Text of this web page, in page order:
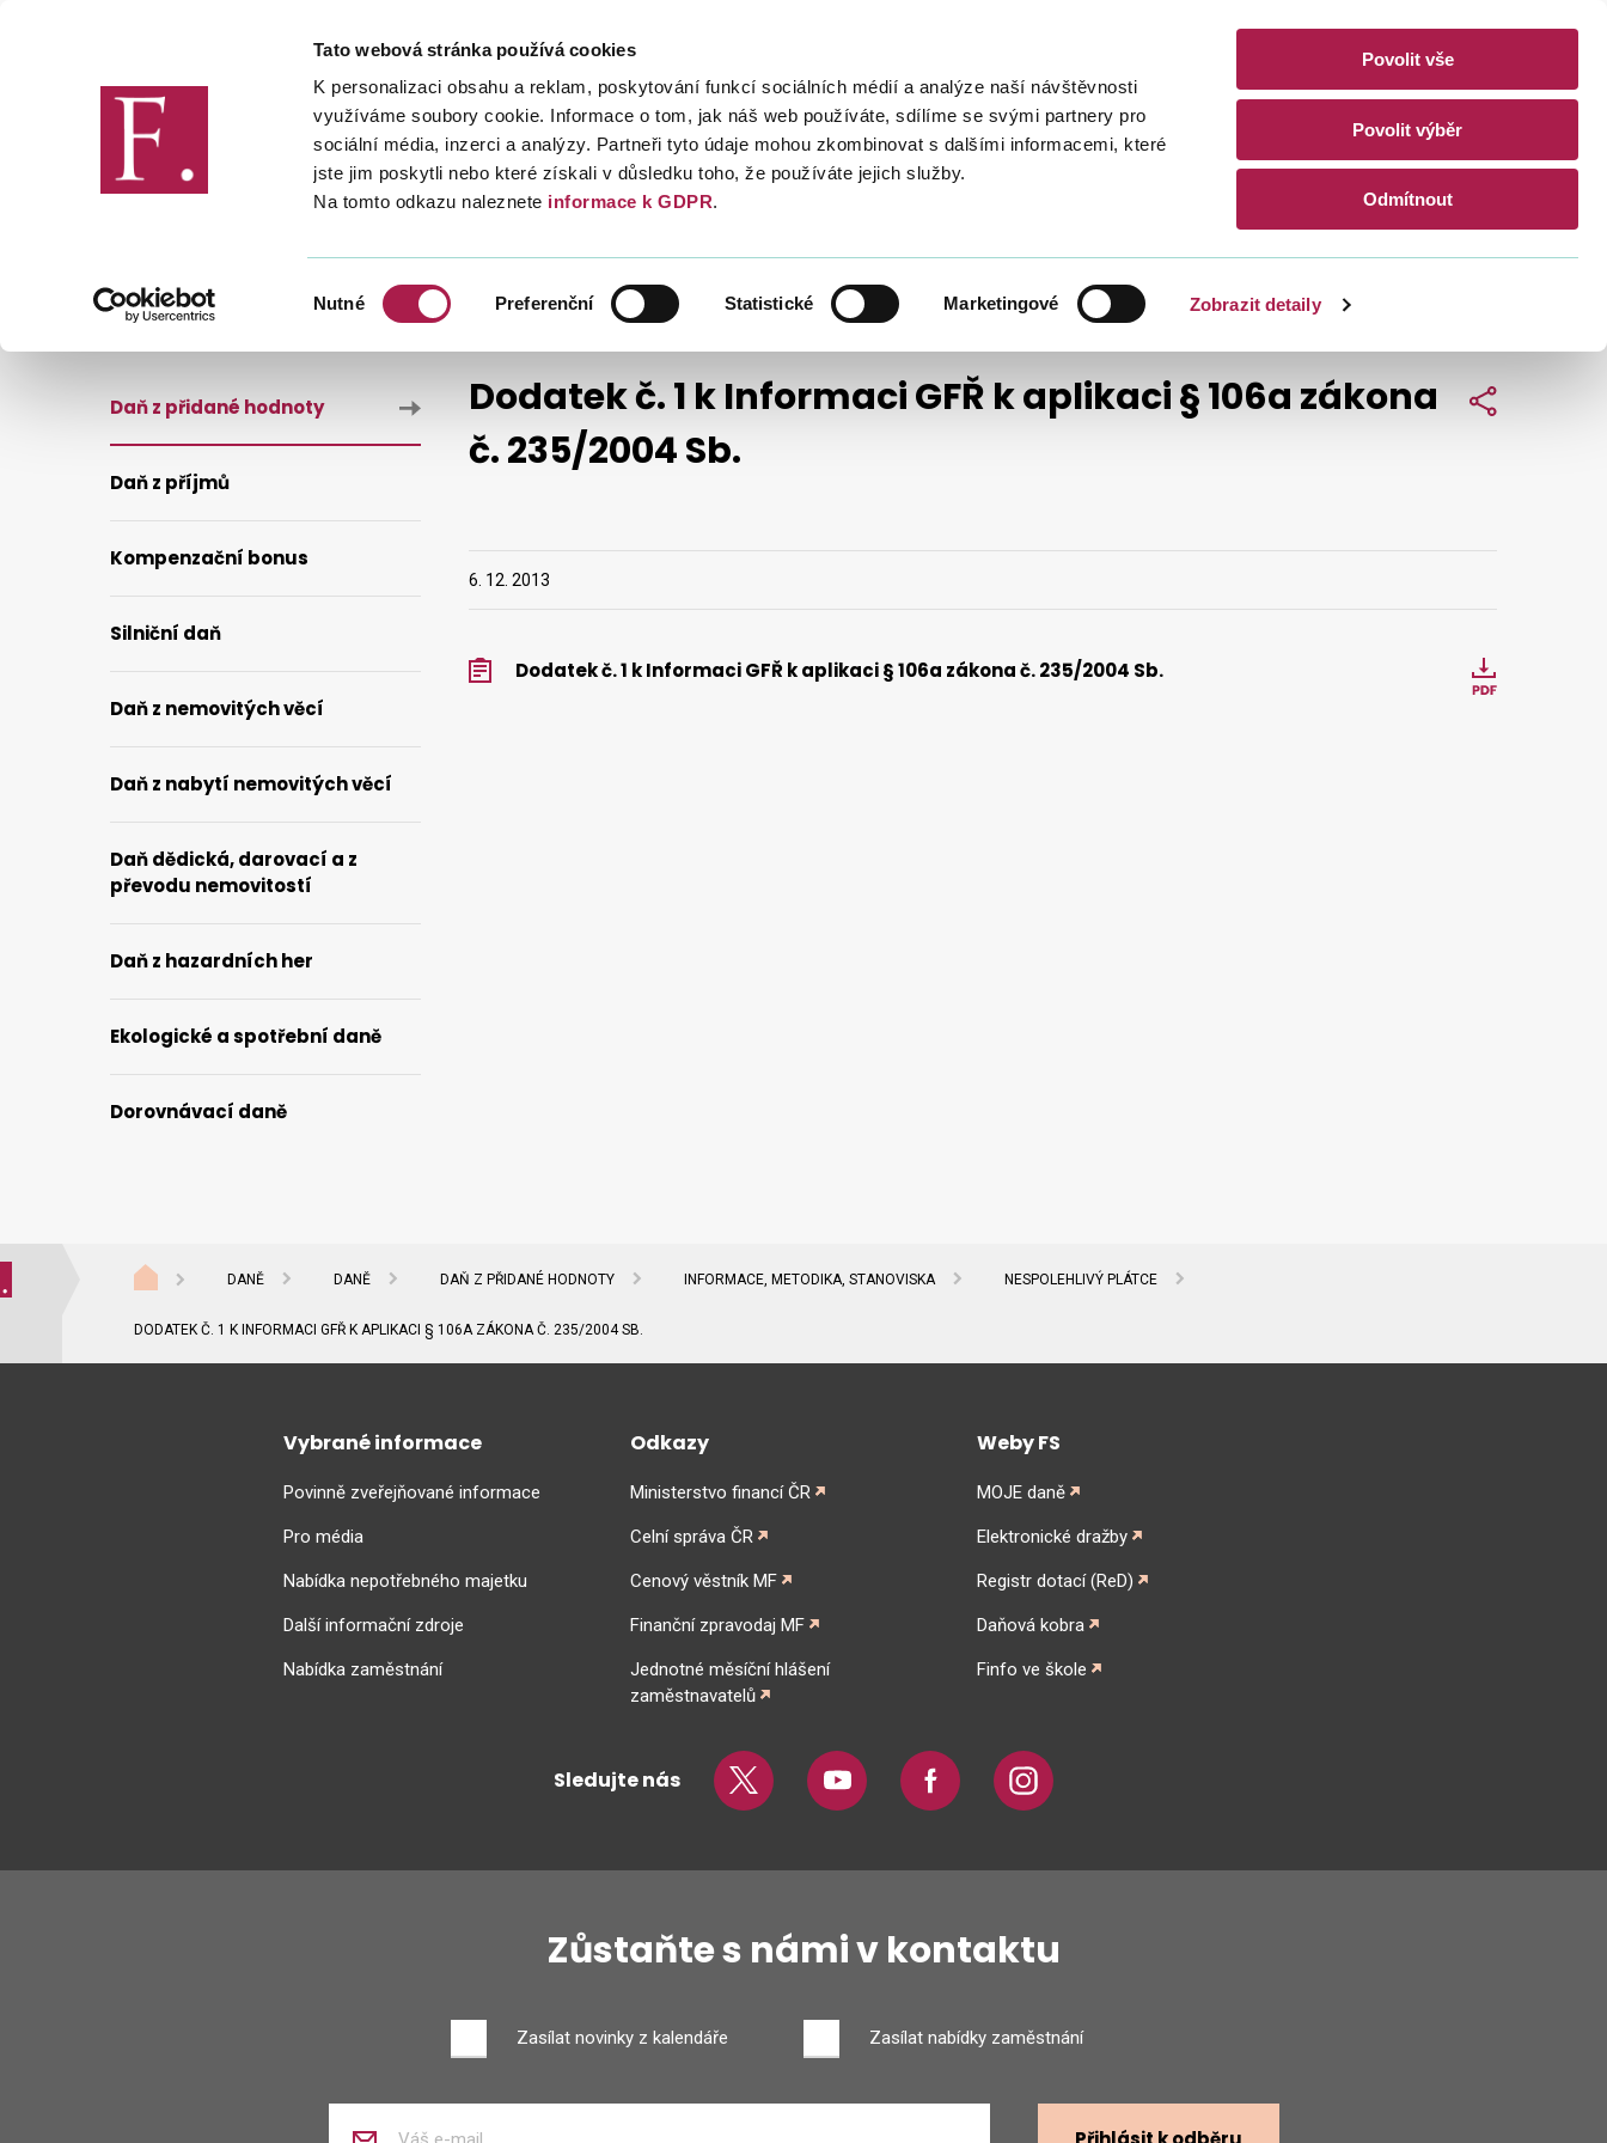
Tato webová stránka používá cookies
K personalizaci obsahu a reklam, poskytování funkcí sociálních médií a analýze naší návštěvnosti
využíváme soubory cookie. Informace o tom, jak náš web používáte, sdílíme se svými partnery pro
sociální média, inzerci a analýzy. Partneři tyto údaje mohou zkombinovat s dalšími informacemi, které
jste jim poskytli nebo které získali v důsledku toho, že používáte jejich služby.
Na tomto odkazu naleznete informace k GDPR.
Nutné Preferenční Statistické Marketingové Zobrazit detaily
Povolit vše
Povolit výběr
Odmítnout
Finanční správa Daně Mezinárodní spolupráce Kontakty CZ EN
Dodatek č. 1 k Informaci GFŘ k aplikaci § 106a zákona
č. 235/2004 Sb.
Sdílet
6. 12. 2013
Dodatek č. 1 k Informaci GFŘ k aplikaci § 106a zákona č. 235/2004 Sb.
Daň z přidané hodnoty
Daň z příjmů
Kompenzační bonus
Silniční daň
Daň z nemovitých věcí
Daň z nabytí nemovitých věcí
Daň dědická, darovací a z
převodu nemovitostí
Daň z hazardních her
Ekologické a spotřební daně
Dorovnávací daně
DANĚ DANĚ DAŇ Z PŘIDANÉ HODNOTY INFORMACE, METODIKA, STANOVISKA NESPOLEHLIVÝ PLÁTCE
DODATEK Č. 1 K INFORMACI GFŘ K APLIKACI § 106A ZÁKONA Č. 235/2004 SB.
Vybrané informace
Povinně zveřejňované informace
Pro média
Nabídka nepotřebného majetku
Další informační zdroje
Nabídka zaměstnání
Odkazy
Ministerstvo financí ČR
Celní správa ČR
Cenový věstník MF
Finanční zpravodaj MF
Jednotné měsíční hlášení
zaměstnavatelů
Weby FS
MOJE daně
Elektronické dražby
Registr dotací (ReD)
Daňová kobra
Finfo ve škole
Sledujte nás Twitter Youtube Facebook Instagram
Zůstaňte s námi v kontaktu
Zasílat novinky z kalendáře Zasílat nabídky zaměstnání
váš